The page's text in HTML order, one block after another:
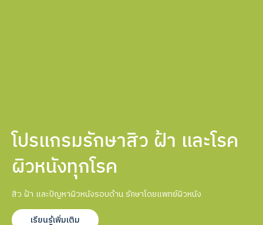
โปรแกรมรักษาสิว ฝ้า และโรค
ผิวหนังทุกโรค
สิว ฝ้า และปัญหาผิวหนังรอบด้าน รักษาโดยแพทย์ผิวหนัง
เรียนรู้เพิ่มเติม